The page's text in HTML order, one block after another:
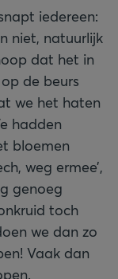
iedereen:
niet, natuurlijk
dat het in
de beurs
we het haten
hadden
bloemen
weg ermee’,
genoeg
toch
we dan zo
Vaak dan